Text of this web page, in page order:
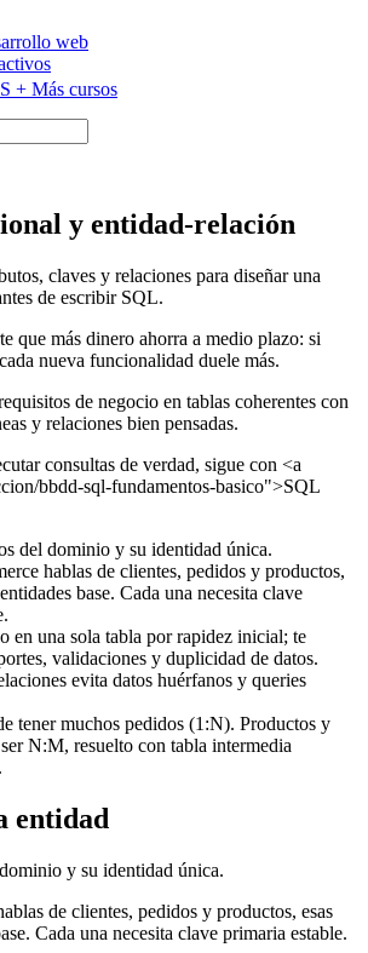
web
+ Más cursos
y entidad-relación
claves y relaciones para diseñar una
de escribir SQL.
que más dinero ahorra a medio plazo: si
nueva funcionalidad duele más.
de negocio en tablas coherentes con
y relaciones bien pensadas.
consultas de verdad, sigue con <a
bbdd-sql-fundamentos-basico">SQL
del dominio y su identidad única.
hablas de clientes, pedidos y productos,
base. Cada una necesita clave
en una sola tabla por rapidez inicial; te
validaciones y duplicidad de datos.
evita datos huérfanos y queries
tener muchos pedidos (1:N). Productos y
N:M, resuelto con tabla intermedia
entidad
y su identidad única.
de clientes, pedidos y productos, esas
Cada una necesita clave primaria estable.